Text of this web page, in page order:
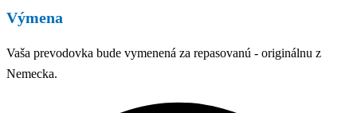
Výmena
Vaša prevodovka bude vymenená za repasovanú - originálnu z
Nemecka.